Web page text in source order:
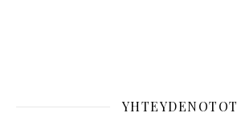
YHTEYDENOTOT